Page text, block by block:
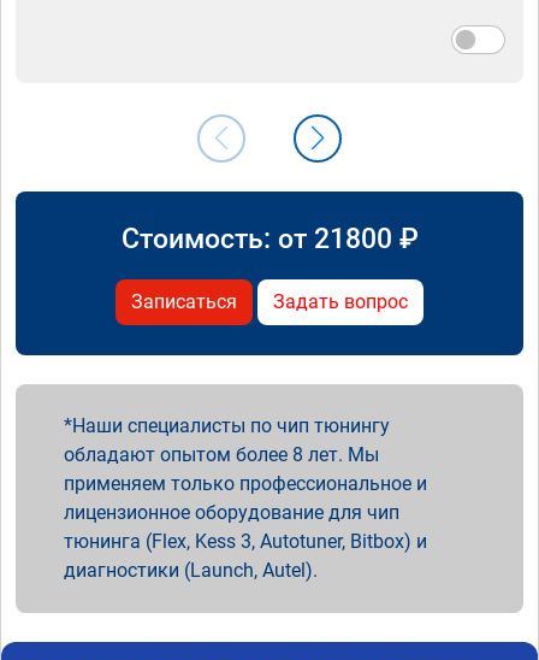
Стоимость: от 21800 ₽
Записаться Задать вопрос
Наши специалисты по чип тюнингу
обладают опытом более 8 лет. Мы
применяем только профессиональное и
лицензионное оборудование для чип
тюнинга (Flex, Kess 3, Autotuner, Bitbox) и
диагностики (Launch, Autel).